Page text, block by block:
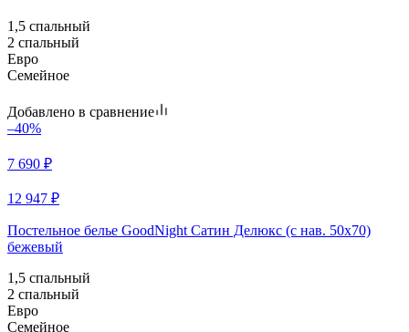
1,5 спальный
2 спальный
Евро
Семейное
Добавлено в сравнение
–40%
7 690 ₽
12 947 ₽
Постельное белье GoodNight Сатин Делюкс (с нав. 50х70)
бежевый
1,5 спальный
2 спальный
Евро
Семейное